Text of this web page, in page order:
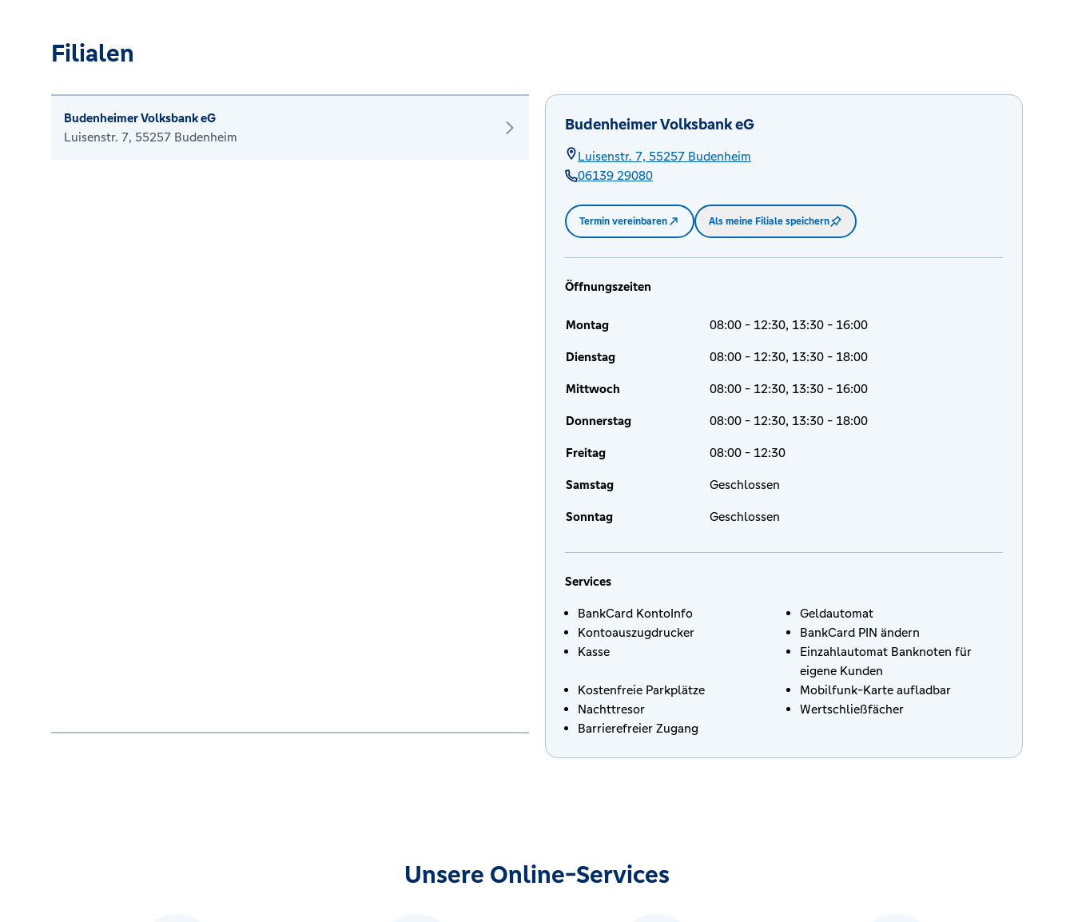
Filialen
Budenheimer Volksbank eG
Luisenstr. 7, 55257 Budenheim
Budenheimer Volksbank eG
Luisenstr. 7, 55257 Budenheim
06139 29080
Termin vereinbaren Als meine Filiale speichern
Öffnungszeiten
Montag 08:00 - 12:30, 13:30 - 16:00
Dienstag 08:00 - 12:30, 13:30 - 18:00
Mittwoch 08:00 - 12:30, 13:30 - 16:00
Donnerstag 08:00 - 12:30, 13:30 - 18:00
Freitag 08:00 - 12:30
Samstag Geschlossen
Sonntag Geschlossen
Services
BankCard KontoInfo
Geldautomat
Kontoauszugdrucker
BankCard PIN ändern
Kasse
Einzahlautomat Banknoten für
eigene Kunden
Kostenfreie Parkplätze
Mobilfunk-Karte aufladbar
Nachttresor
Wertschließfächer
Barrierefreier Zugang
Unsere Online-Services